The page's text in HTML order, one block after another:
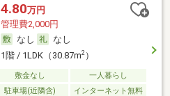
4.80万円
管理費2,000円
なし
なし
1階 / 1LDK（30.87m2）
敷金なし
一人暮らし
駐車場(近隣含) インターネット無料